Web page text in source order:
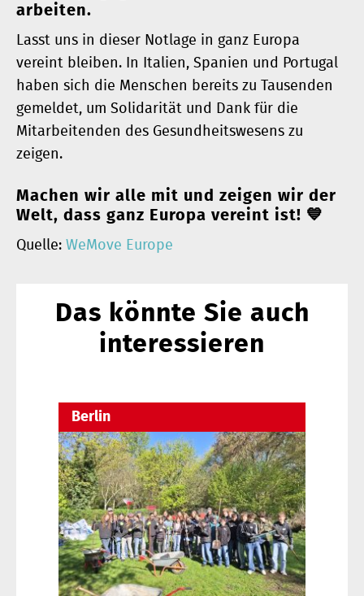
arbeiten.
Lasst uns in dieser Notlage in ganz Europa
vereint bleiben. In Italien, Spanien und Portugal
haben sich die Menschen bereits zu Tausenden
gemeldet, um Solidarität und Dank für die
Mitarbeitenden des Gesundheitswesens zu
zeigen.
Machen wir alle mit und zeigen wir der
Welt, dass ganz Europa vereint ist! 💙
Quelle: WeMove Europe
Das könnte Sie auch
interessieren
Berlin